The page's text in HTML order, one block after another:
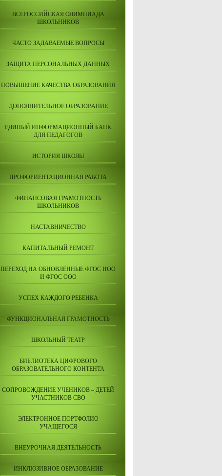
ВСЕРОССИЙСКАЯ ОЛИМПИАДА
ШКОЛЬНИКОВ
ЧАСТО ЗАДАВАЕМЫЕ ВОПРОСЫ
ЗАЩИТА ПЕРСОНАЛЬНЫХ ДАННЫХ
ПОВЫШЕНИЕ КАЧЕСТВА ОБРАЗОВАНИЯ
ДОПОЛНИТЕЛЬНОЕ ОБРАЗОВАНИЕ
ЕДИНЫЙ ИНФОРМАЦИОННЫЙ БАНК
ДЛЯ ПЕДАГОГОВ
ИСТОРИЯ ШКОЛЫ
ПРОФОРИЕНТАЦИОННАЯ РАБОТА
ФИНАНСОВАЯ ГРАМОТНОСТЬ
ШКОЛЬНИКОВ
НАСТАВНИЧЕСТВО
КАПИТАЛЬНЫЙ РЕМОНТ
ПЕРЕХОД НА ОБНОВЛЁННЫЕ ФГОС НОО
И ФГОС ООО
УСПЕХ КАЖДОГО РЕБЕНКА
ФУНКЦИОНАЛЬНАЯ ГРАМОТНОСТЬ
ШКОЛЬНЫЙ ТЕАТР
БИБЛИОТЕКА ЦИФРОВОГО
ОБРАЗОВАТЕЛЬНОГО КОНТЕНТА
СОПРОВОЖДЕНИЕ УЧЕНИКОВ – ДЕТЕЙ
УЧАСТНИКОВ СВО
ЭЛЕКТРОННОЕ ПОРТФОЛИО
УЧАЩЕГОСЯ
ВНЕУРОЧНАЯ ДЕЯТЕЛЬНОСТЬ
ИНКЛЮЗИВНОЕ ОБРАЗОВАНИЕ